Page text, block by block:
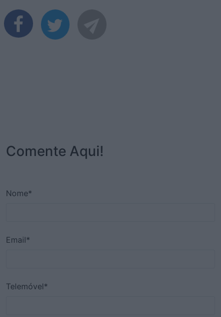
Comente Aqui!
Nome*
Email*
Telemóvel*